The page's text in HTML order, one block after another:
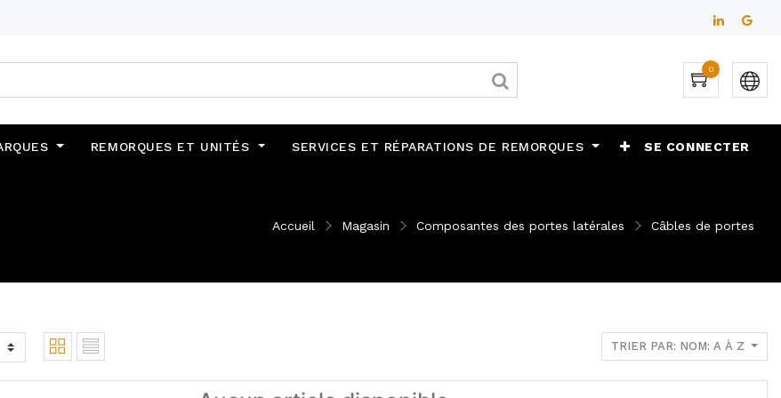
0
REMORQUES ET UNITÉS SERVICES ET RÉPARATIONS DE REMORQUES SE CONNECTER
Accueil Magasin Composantes des portes latérales Câbles de portes
TRIER PAR: NOM: A À Z